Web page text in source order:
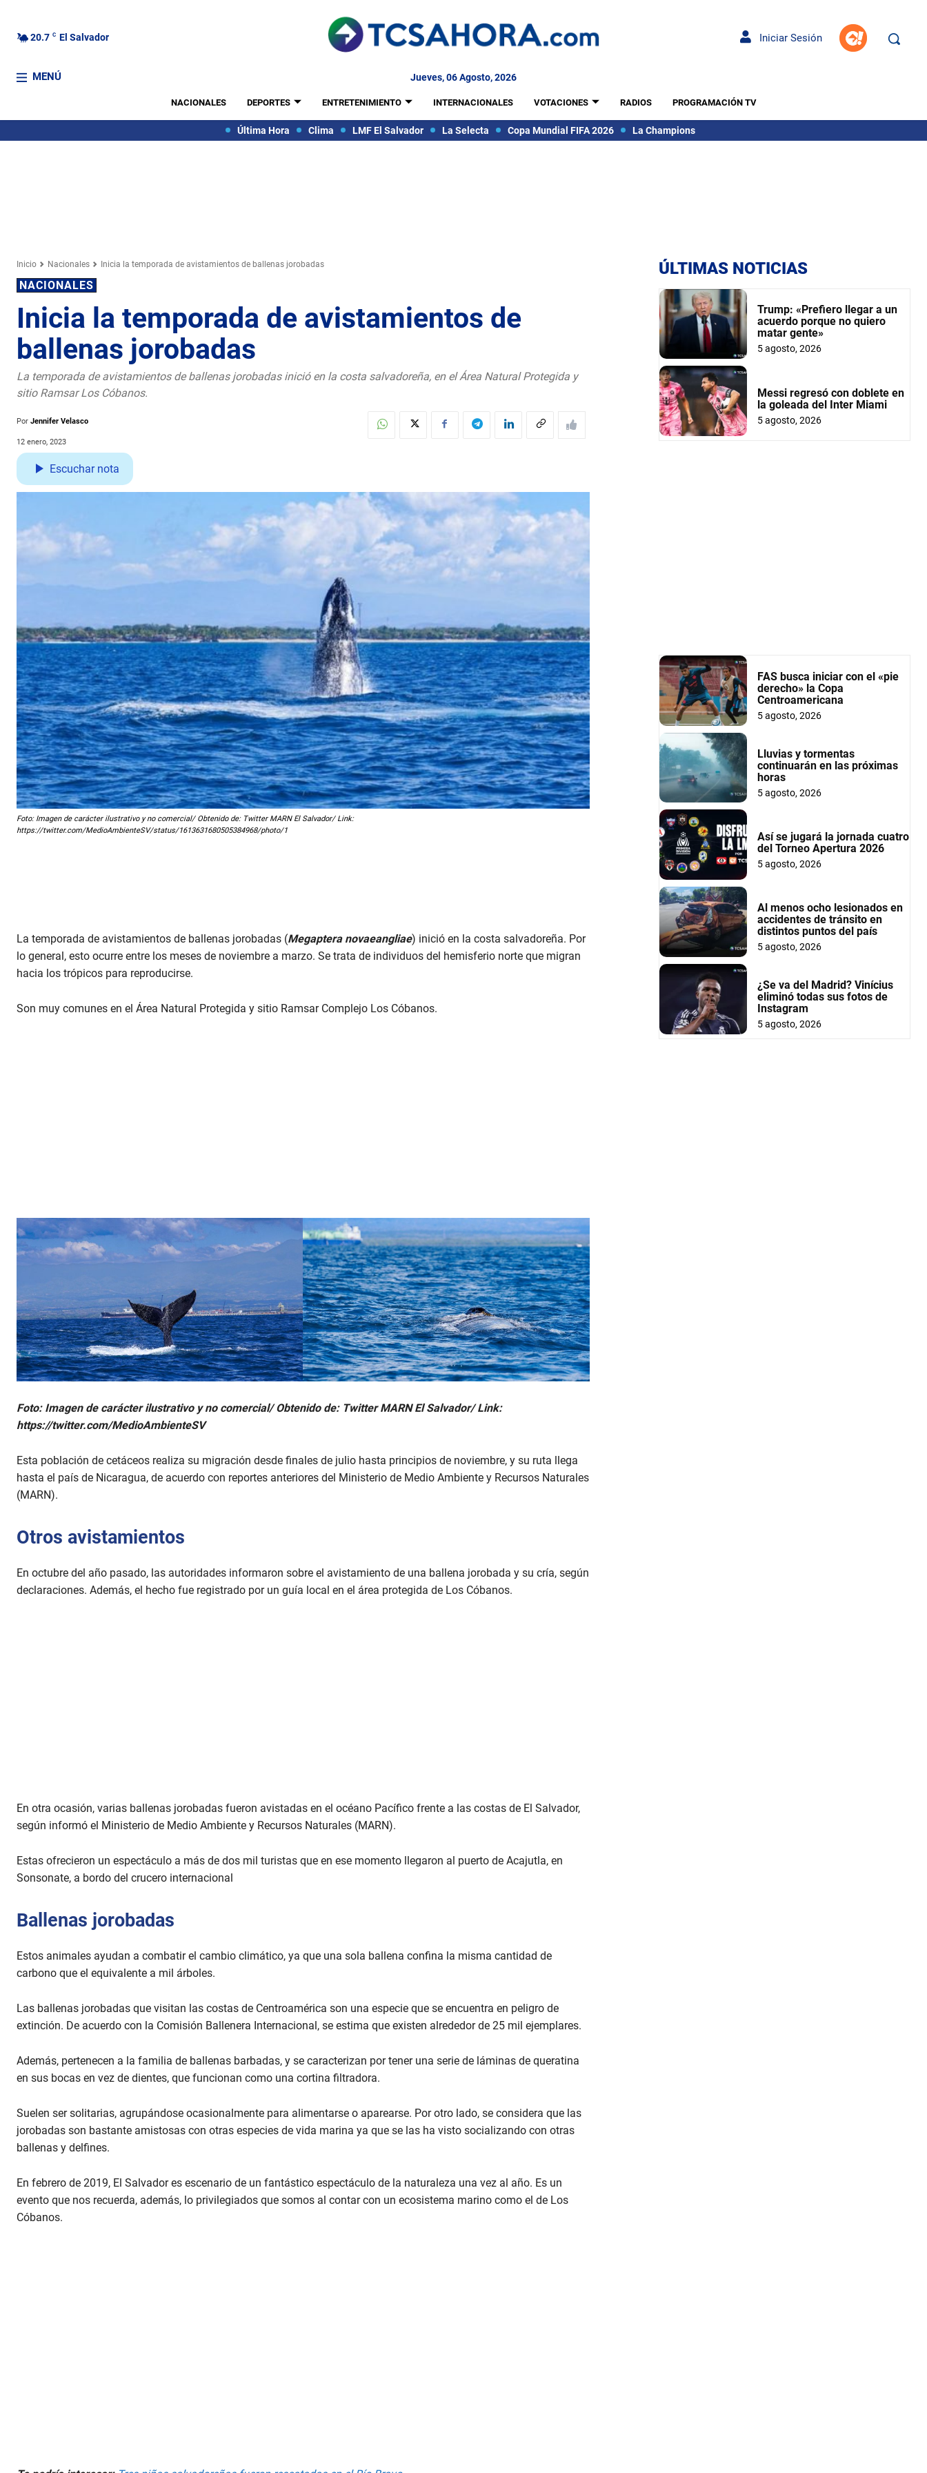
20.7 C El Salvador Iniciar Sesión
MENÚ Jueves, 06 Agosto, 2026
NACIONALES DEPORTES ENTRETENIMIENTO INTERNACIONALES VOTACIONES RADIOS PROGRAMACIÓN TV
Última Hora Clima LMF El Salvador La Selecta Copa Mundial FIFA 2026 La Champions
Inicio Nacionales Inicia la temporada de avistamientos de ballenas jorobadas
NACIONALES
Inicia la temporada de avistamientos de
ballenas jorobadas
La temporada de avistamientos de ballenas jorobadas inició en la costa salvadoreña, en el Área Natural Protegida y
sitio Ramsar Los Cóbanos.
Por Jennifer Velasco
12 enero, 2023
Escuchar nota
Foto: Imagen de carácter ilustrativo y no comercial/ Obtenido de: Twitter MARN El Salvador/ Link:
https://twitter.com/MedioAmbienteSV/status/1613631680505384968/photo/1
La temporada de avistamientos de ballenas jorobadas (Megaptera novaeangliae) inició en la costa salvadoreña. Por
lo general, esto ocurre entre los meses de noviembre a marzo. Se trata de individuos del hemisferio norte que migran
hacia los trópicos para reproducirse.
Son muy comunes en el Área Natural Protegida y sitio Ramsar Complejo Los Cóbanos.
Foto: Imagen de carácter ilustrativo y no comercial/ Obtenido de: Twitter MARN El Salvador/ Link:
https://twitter.com/MedioAmbienteSV
Esta población de cetáceos realiza su migración desde finales de julio hasta principios de noviembre, y su ruta llega
hasta el país de Nicaragua, de acuerdo con reportes anteriores del Ministerio de Medio Ambiente y Recursos Naturales
(MARN).
Otros avistamientos
En octubre del año pasado, las autoridades informaron sobre el avistamiento de una ballena jorobada y su cría, según
declaraciones. Además, el hecho fue registrado por un guía local en el área protegida de Los Cóbanos.
En otra ocasión, varias ballenas jorobadas fueron avistadas en el océano Pacífico frente a las costas de El Salvador,
según informó el Ministerio de Medio Ambiente y Recursos Naturales (MARN).
Estas ofrecieron un espectáculo a más de dos mil turistas que en ese momento llegaron al puerto de Acajutla, en
Sonsonate, a bordo del crucero internacional
Ballenas jorobadas
Estos animales ayudan a combatir el cambio climático, ya que una sola ballena confina la misma cantidad de
carbono que el equivalente a mil árboles.
Las ballenas jorobadas que visitan las costas de Centroamérica son una especie que se encuentra en peligro de
extinción. De acuerdo con la Comisión Ballenera Internacional, se estima que existen alrededor de 25 mil ejemplares.
Además, pertenecen a la familia de ballenas barbadas, y se caracterizan por tener una serie de láminas de queratina
en sus bocas en vez de dientes, que funcionan como una cortina filtradora.
Suelen ser solitarias, agrupándose ocasionalmente para alimentarse o aparearse. Por otro lado, se considera que las
jorobadas son bastante amistosas con otras especies de vida marina ya que se las ha visto socializando con otras
ballenas y delfines.
En febrero de 2019, El Salvador es escenario de un fantástico espectáculo de la naturaleza una vez al año. Es un
evento que nos recuerda, además, lo privilegiados que somos al contar con un ecosistema marino como el de Los
Cóbanos.
ÚLTIMAS NOTICIAS
Trump: «Prefiero llegar a un
acuerdo porque no quiero
matar gente»
5 agosto, 2026
Messi regresó con doblete en
la goleada del Inter Miami
5 agosto, 2026
FAS busca iniciar con el «pie
derecho» la Copa
Centroamericana
5 agosto, 2026
Lluvias y tormentas
continuarán en las próximas
horas
5 agosto, 2026
Así se jugará la jornada cuatro
del Torneo Apertura 2026
5 agosto, 2026
Al menos ocho lesionados en
accidentes de tránsito en
distintos puntos del país
5 agosto, 2026
¿Se va del Madrid? Vinícius
eliminó todas sus fotos de
Instagram
5 agosto, 2026